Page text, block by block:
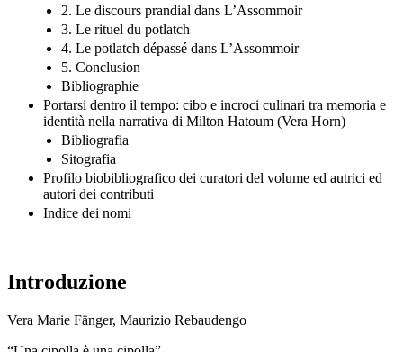
1. Introduction
2. Le discours prandial dans L’Assommoir
3. Le rituel du potlatch
4. Le potlatch dépassé dans L’Assommoir
5. Conclusion
Bibliographie
Portarsi dentro il tempo: cibo e incroci culinari tra memoria e
identità nella narrativa di Milton Hatoum (Vera Horn)
Bibliografia
Sitografia
Profilo biobibliografico dei curatori del volume ed autrici ed
autori dei contributi